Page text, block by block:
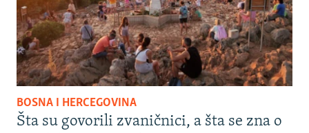
BOSNA I HERCEGOVINA
Šta su govorili zvaničnici, a šta se zna o